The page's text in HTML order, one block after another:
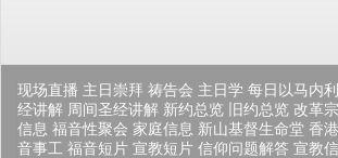
现场直播 主日崇拜 祷告会 主日学 每日以马内利
经讲解 周间圣经讲解 新约总览 旧约总览 改革
信息 福音性聚会 家庭信息 新山基督生命堂 香
音事工 福音短片 宣教短片 信仰问题解答 宣教